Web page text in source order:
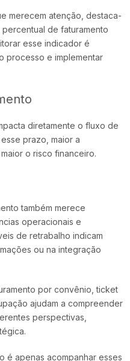
merecem atenção, destaca-
de faturamento
esse indicador é
processo e implementar
diretamente o fluxo de
prazo, maior a
o risco financeiro.
também merece
operacionais e
de retrabalho indicam
ou na integração
por convênio, ticket
ajudam a compreender
perspectivas,
é apenas acompanhar esses